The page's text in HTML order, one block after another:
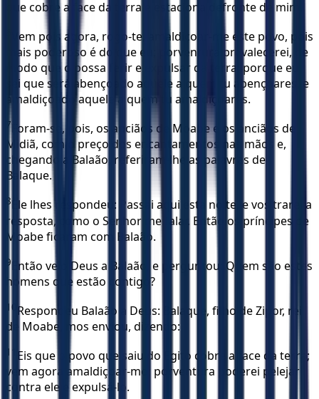
que cobre a face da terra e estaciona defronte de mim.
Vem pois agora, rogo-te, amaldiçoar-me este povo, pois
mais poderoso é do que eu; porventura prevalecerei, de
modo que o possa ferir e expulsar da terra; porque eu
sei que será abençoado aquele a quem tu abençoares, e
amaldiçoado aquele a quem tu amaldiçoares.
7
Foram-se, pois, os anciãos de Moabe e os anciãos de
Midiã, com o preço dos encantamentos nas mãos e,
chegando a Balaão, referiram-lhe as palavras de
Balaque.
8
Ele lhes respondeu: Passai aqui esta noite, e vos trarei a
resposta, como o Senhor me falar. Então os príncipes de
Moabe ficaram com Balaão.
9
Então veio Deus a Balaão, e perguntou: Quem são estes
homens que estão contigo?
10 Respondeu Balaão a Deus: Balaque, filho de Zipor, rei
de Moabe, mos enviou, dizendo:
11
Eis que o povo que saiu do Egito cobre a face da terra;
vem agora amaldiçoar-mo; porventura poderei pelejar
contra ele e expulsá-lo.